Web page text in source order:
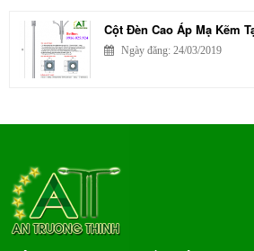
Cột Đèn Cao Áp Mạ Kẽm
Ngày đăng: 24/03/2019